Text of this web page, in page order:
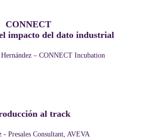
CONNECT
impacto del dato industrial
– CONNECT Incubation
al track
- Presales Consultant, AVEVA